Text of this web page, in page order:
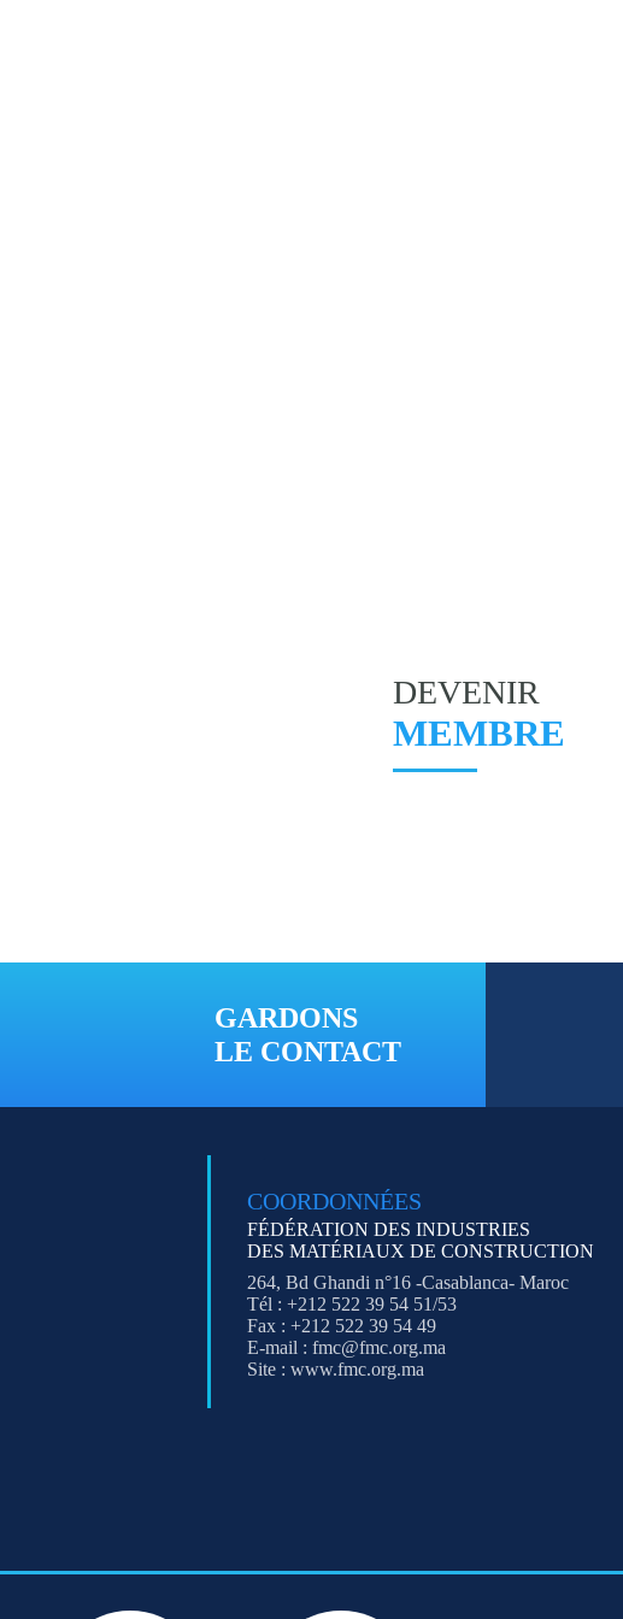
DEVENIR
MEMBRE
GARDONS
LE CONTACT
COORDONNÉES
FÉDÉRATION DES INDUSTRIES
DES MATÉRIAUX DE CONSTRUCTION
264, Bd Ghandi n°16 -Casablanca- Maroc
Tél : +212 522 39 54 51/53
Fax : +212 522 39 54 49
E-mail : fmc@fmc.org.ma
Site : www.fmc.org.ma